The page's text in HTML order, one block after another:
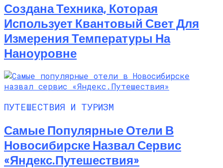
Создана Техника, Которая
Использует Квантовый Свет Для
Измерения Температуры На
Наноуровне
ПУТЕШЕСТВИЯ И ТУРИЗМ
Самые Популярные Отели В
Новосибирске Назвал Сервис
«Яндекс.Путешествия»